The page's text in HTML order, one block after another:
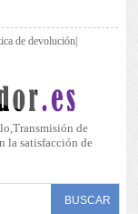
de devolución
de
la satisfacción de